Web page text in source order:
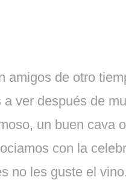
amigos de otro
ver después de
un buen cava
con la
no les guste el